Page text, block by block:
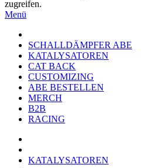
zugreifen.
Menü
SCHALLDÄMPFER ABE
KATALYSATOREN
CAT BACK
CUSTOMIZING
ABE BESTELLEN
MERCH
B2B
RACING
KATALYSATOREN